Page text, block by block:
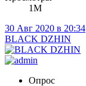
1M
30 Авг 2020 в 20:34
BLACK DZHIN
Опрос